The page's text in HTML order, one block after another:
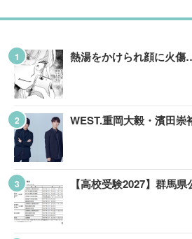
熱湯をかけられ顔に火傷
WEST.重岡大毅・濱田崇
【高校受験2027】群馬